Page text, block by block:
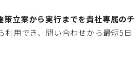
立案から実行までを貴社専属のチ
利用でき、問い合わせから最短5日